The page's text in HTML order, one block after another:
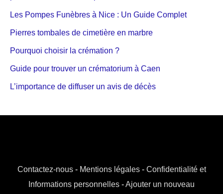
Les Pompes Funèbres à Nice : Un Guide Complet
Pierres tombales de cimetière en marbre
Pourquoi choisir la crémation ?
Guide pour trouver un crématorium à Caen
L’importance de diffuser un avis de décès
Contactez-nous- Mentions légales- Confidentialité et
Informations personnelles -Ajouter un nouveau